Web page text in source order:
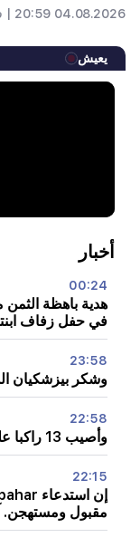
04.08.2026 20:59 |
يعيش
أخبار
00:24
هدية باهظة
في حفل زفاف
23:58
وشكر بيزشكيان
22:58
وأصيب 13 راكبا على متن الطائرة. الهند
22:15
مقبول ومستهجن.